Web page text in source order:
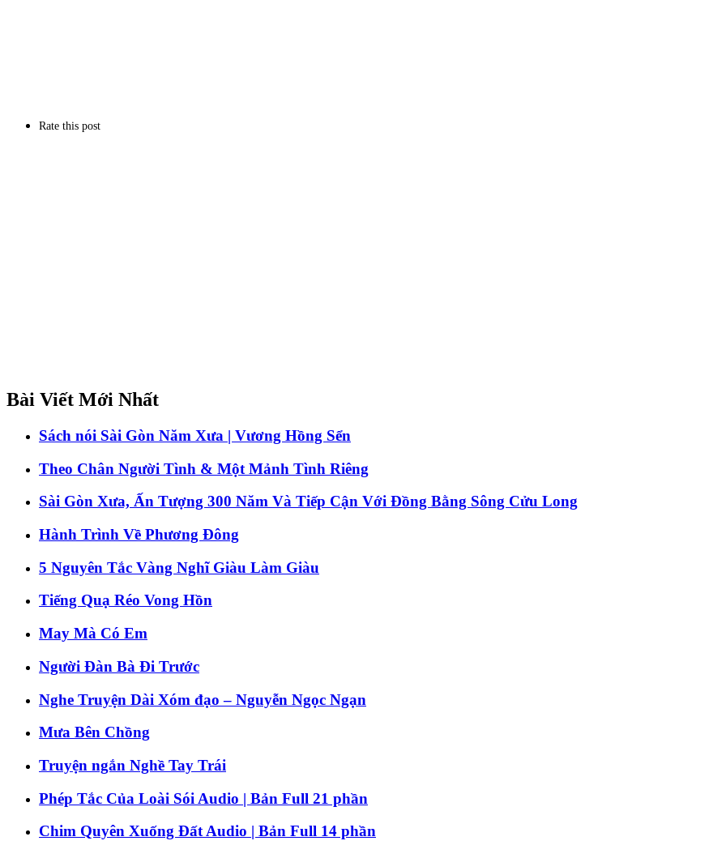
Rate this post
Bài Viết Mới Nhất
Sách nói Sài Gòn Năm Xưa | Vương Hồng Sển
Theo Chân Người Tình & Một Mảnh Tình Riêng
Sài Gòn Xưa, Ấn Tượng 300 Năm Và Tiếp Cận Với Đồng Bằng Sông Cửu Long
Hành Trình Về Phương Đông
5 Nguyên Tắc Vàng Nghĩ Giàu Làm Giàu
Tiếng Quạ Réo Vong Hồn
May Mà Có Em
Người Đàn Bà Đi Trước
Nghe Truyện Dài Xóm đạo – Nguyễn Ngọc Ngạn
Mưa Bên Chồng
Truyện ngắn Nghề Tay Trái
Phép Tắc Của Loài Sói Audio | Bản Full 21 phần
Chim Quyên Xuống Đất Audio | Bản Full 14 phần